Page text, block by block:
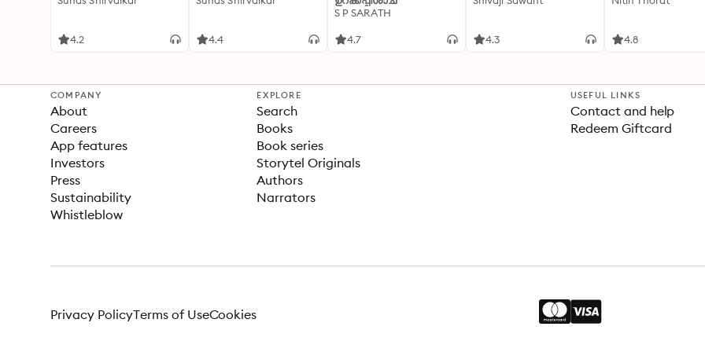
4.2 4.4
S P SARATH
4.7 4.3 4.8
COMPANY
About
Careers
App features
Investors
Press
Sustainability
Whistleblow
EXPLORE
Search
Books
Book series
Storytel Originals
Authors
Narrators
USEFUL LINKS
Contact and help
Redeem Giftcard
Privacy PolicyTerms of UseCookies